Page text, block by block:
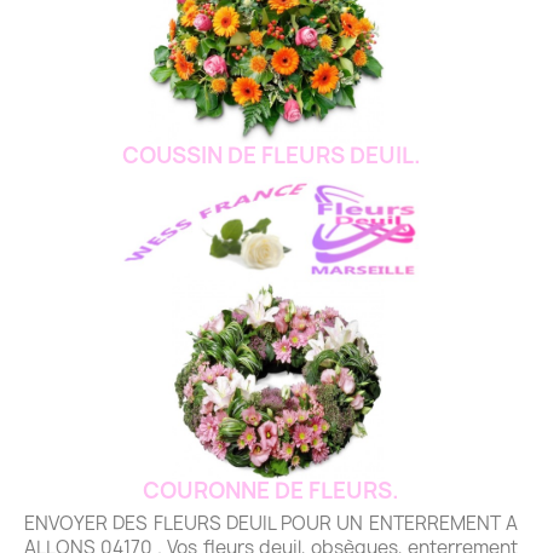
COUSSIN DE FLEURS DEUIL.
COURONNE DE FLEURS.
ENVOYER DES FLEURS DEUIL POUR UN ENTERREMENT A
ALLONS 04170 . Vos fleurs deuil, obsèques, enterrement